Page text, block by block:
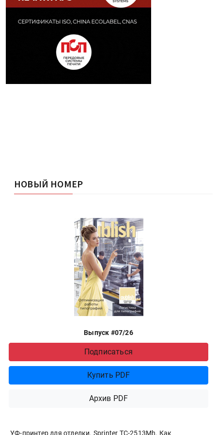
НОВЫЙ НОМЕР
Выпуск #07/26
Подписаться
Купить PDF
Архив PDF
УФ-принтер для отделки. Sprinter ТС-2513Mh. Как